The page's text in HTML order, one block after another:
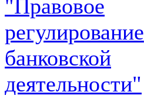
"Правовое
регулирование
банковской
деятельности"